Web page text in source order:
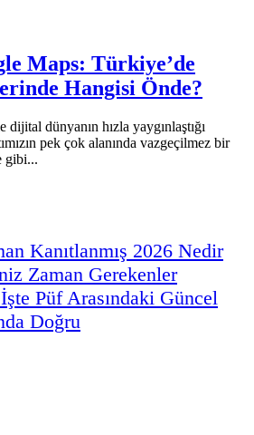
Maps: Türkiye’de
Hangisi Önde?
dünyanın hızla yaygınlaştığı
pek çok alanında vazgeçilmez bir
gibi...
Kanıtlanmış 2026 Nedir
Zaman Gerekenler
İşte PüfArasındaki Güncel
Doğru